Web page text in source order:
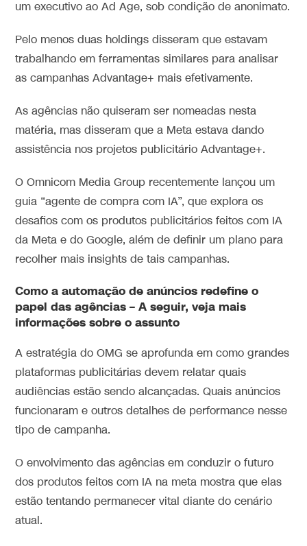
um executivo ao Ad Age, sob condição de anonimato.
Pelo menos duas holdings disseram que estavam
trabalhando em ferramentas similares para analisar
as campanhas Advantage+ mais efetivamente.
As agências não quiseram ser nomeadas nesta
matéria, mas disseram que a Meta estava dando
assistência nos projetos publicitário Advantage+.
O Omnicom Media Group recentemente lançou um
guia “agente de compra com IA”, que explora os
desafios com os produtos publicitários feitos com IA
da Meta e do Google, além de definir um plano para
recolher mais insights de tais campanhas.
Como a automação de anúncios redefine o
papel das agências – A seguir, veja mais
informações sobre o assunto
A estratégia do OMG se aprofunda em como grandes
plataformas publicitárias devem relatar quais
audiências estão sendo alcançadas. Quais anúncios
funcionaram e outros detalhes de performance nesse
tipo de campanha.
O envolvimento das agências em conduzir o futuro
dos produtos feitos com IA na meta mostra que elas
estão tentando permanecer vital diante do cenário
atual.